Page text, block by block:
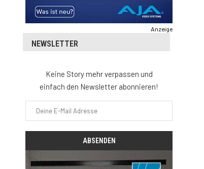
Anzeige
NEWSLETTER
Keine Story mehr verpassen und
einfach den Newsletter abonnieren!